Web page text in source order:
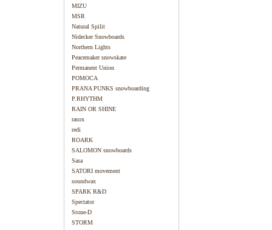
MIZU
MSR
Natural Spilit
Nidecker Snowboards
Northern Lights
Peacemaker snowskate
Permanent Union
POMOCA
PRANA PUNKS snowboarding
P.RHYTHM
RAIN OR SHINE
rasox
redi
ROARK
SALOMON snowboards
Sasa
SATORI movement
soundwax
SPARK R&D
Spectator
Stone-D
STORM